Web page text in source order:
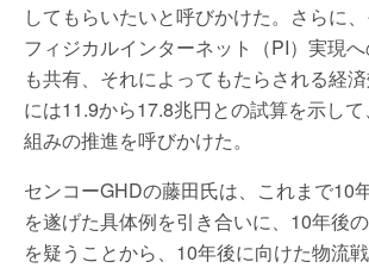
してもらいたいと呼びかけた。さらに
フィジカルインターネット（PI）実現
も共有、それによってもたらされる経
には11.9から17.8兆円との試算を示して
組みの推進を呼びかけた。
センコーGHDの藤田氏は、これまで10
を遂げた具体例を引き合いに、10年後
を疑うことから、10年後に向けた物流